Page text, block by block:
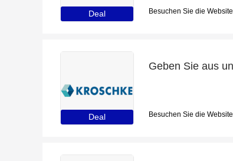
Deal Besuchen Sie die Website
Deal Besuchen Sie die Website